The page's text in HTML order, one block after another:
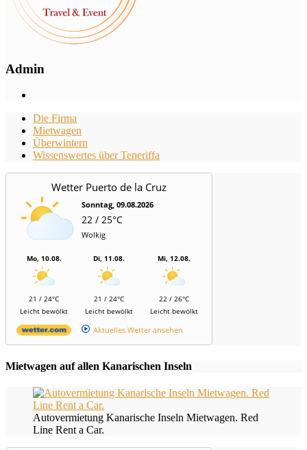
Admin
Die Firma
Mietwagen
Überwintern
Wissenswertes über Teneriffa
Wetter Puerto de la Cruz
Sonntag, 09.08.2026
22 / 25°C
Wolkig
Mo, 10.08.
21 / 24°C
Leicht bewölkt
Di, 11.08.
21 / 24°C
Leicht bewölkt
Mi, 12.08.
22 / 26°C
Leicht bewölkt
Aktuelles Wetter ansehen
Mietwagen auf allen Kanarischen Inseln
Autovermietung Kanarische Inseln Mietwagen. Red
Line Rent a Car.